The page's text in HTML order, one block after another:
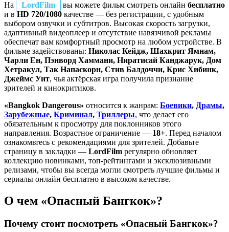
На
LordFilm вы можете фильм смотреть онлайн бесплатно
и вHD 720/1080 качестве — без регистрации, с удобным
выбором озвучки и субтитров. Высокая скорость загрузки,
адаптивный видеоплеер и отсутствие навязчивой рекламы
обеспечат вам комфортный просмотр на любом устройстве. В
фильме задействованы: Николас Кейдж, Шахкрит Ямнам,
Чарли Ен, Пэнворд Хаммани, Ниратисай Канджарук, Дом
Хетракул, Так Напаскорн, Стив Балдоччи, Крис Хибинк,
Джеймс Уит, чья актёрская игра получила признание
зрителей и кинокритиков.
«Bangkok Dangerous» относится к жанрам: Боевики, Драмы,
Зарубежные, Криминал, Триллеры, что делает его
обязательным к просмотру для поклонников этого
направления. Возрастное ограничение — 18+. Перед началом
ознакомьтесь с рекомендациями для зрителей. Добавьте
страницу в закладки — LordFilm регулярно обновляет
коллекцию новинками, топ-рейтингами и эксклюзивными
релизами, чтобы вы всегда могли смотреть лучшие фильмы и
сериалы онлайн бесплатно в высоком качестве.
О чем «Опасный Бангкок»?
Почему стоит посмотреть «Опасный Бангкок»?